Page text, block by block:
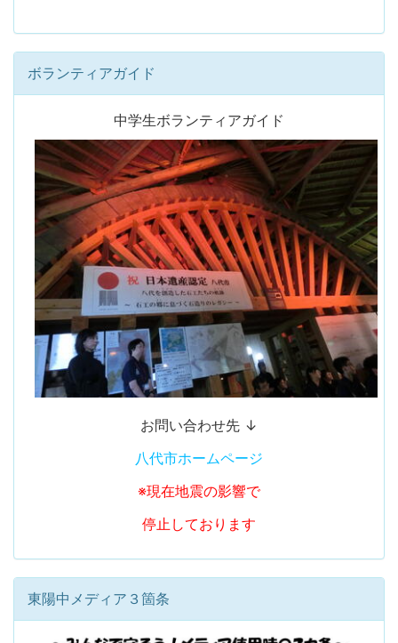
ボランティアガイド
中学生ボランティアガイド
お問い合わせ先 ↓
八代市ホームページ
※現在地震の影響で
停止しております
東陽中メディア３箇条